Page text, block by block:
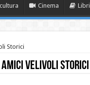
Cinema Libri
Storici
Amici Velivoli Storici